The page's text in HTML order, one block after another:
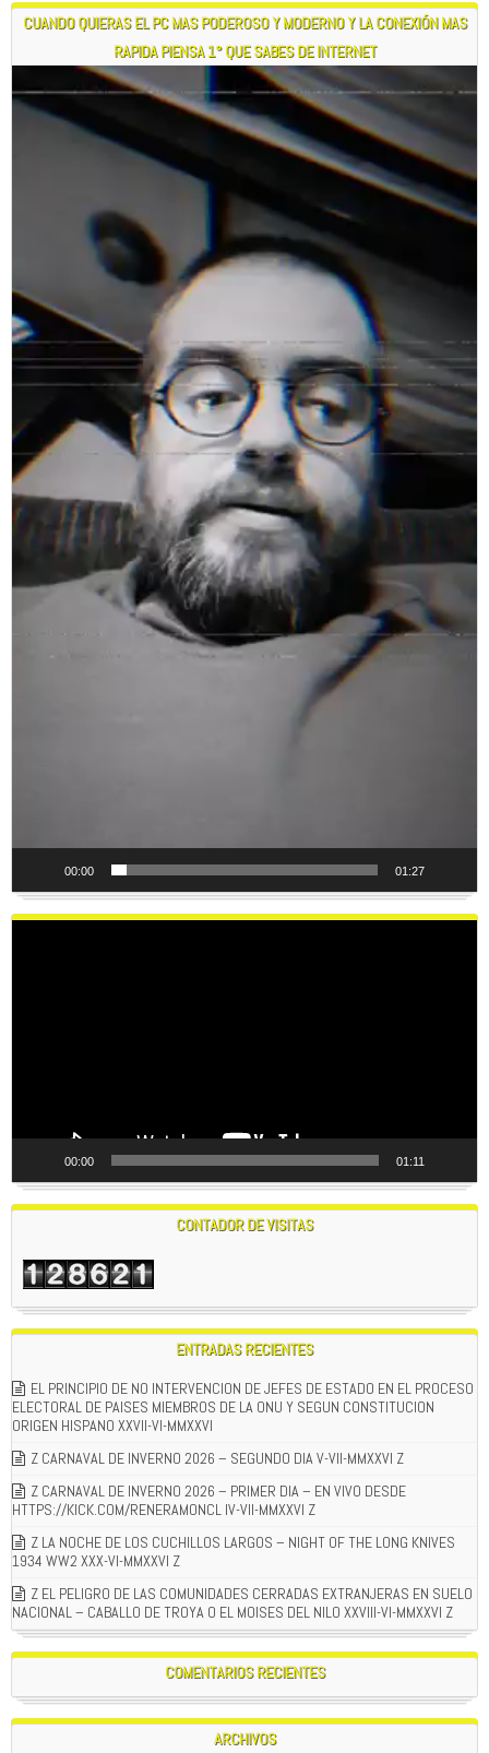
CUANDO QUIERAS EL PC MAS PODEROSO Y MODERNO Y LA CONEXIÓN MAS
RAPIDA PIENSA 1° QUE SABES DE INTERNET
Reproductor
de
00:00 01:27
00:00 01:11
CONTADOR DE VISITAS
ENTRADAS RECIENTES
EL PRINCIPIO DE NO INTERVENCION DE JEFES DE ESTADO EN EL PROCESO
ELECTORAL DE PAISES MIEMBROS DE LA ONU Y SEGUN CONSTITUCION
ORIGEN HISPANO XXVII-VI-MMXXVI
Z CARNAVAL DE INVERNO 2026 – SEGUNDO DIA V-VII-MMXXVI Z
Z CARNAVAL DE INVERNO 2026 – PRIMER DIA – EN VIVO DESDE
HTTPS://KICK.COM/RENERAMONCL IV-VII-MMXXVI Z
Z LA NOCHE DE LOS CUCHILLOS LARGOS – NIGHT OF THE LONG KNIVES
1934 WW2 XXX-VI-MMXXVI Z
Z EL PELIGRO DE LAS COMUNIDADES CERRADAS EXTRANJERAS EN SUELO
NACIONAL – CABALLO DE TROYA O EL MOISES DEL NILO XXVIII-VI-MMXXVI Z
COMENTARIOS RECIENTES
ARCHIVOS